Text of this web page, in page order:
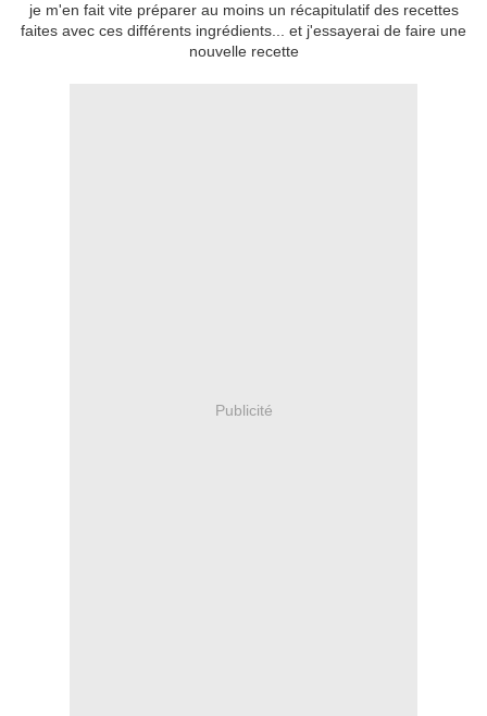
je m'en fait vite préparer au moins un récapitulatif des recettes
faites avec ces différents ingrédients... et j'essayerai de faire une
nouvelle recette
Publicité